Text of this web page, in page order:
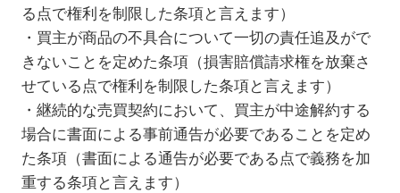
る点で権利を制限した条項と言えます）
・買主が商品の不具合について一切の責任追及がで
きないことを定めた条項（損害賠償請求権を放棄さ
せている点で権利を制限した条項と言えます）
・継続的な売買契約において、買主が中途解約する
場合に書面による事前通告が必要であることを定め
た条項（書面による通告が必要である点で義務を加
重する条項と言えます）